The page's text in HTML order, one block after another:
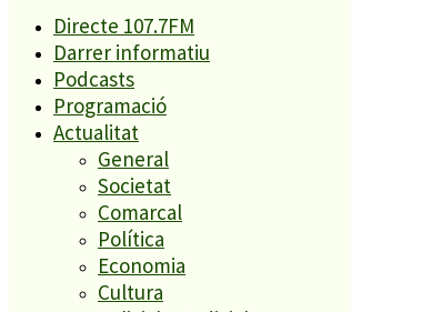
Directe 107.7FM
Darrer informatiu
Podcasts
Programació
Actualitat
General
Societat
Comarcal
Política
Economia
Cultura
Política de cookies
Legal